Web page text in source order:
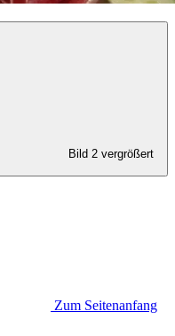
Bild 2 vergrößert
Zum Seitenanfang